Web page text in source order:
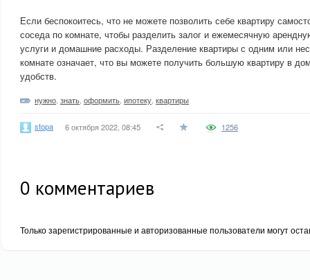
Если беспокоитесь, что не можете позволить себе квартиру
соседа по комнате, чтобы разделить залог и ежемесячную
услуги и домашние расходы. Разделение квартиры с одним или
комнате означает, что вы можете получить большую квартиру в
удобств.
нужно знать оформить ипотеку квартиры
stopa 6 октября 2022, 08:45 1256
0 комментариев
Только зарегистрированные и авторизованные пользователи могут